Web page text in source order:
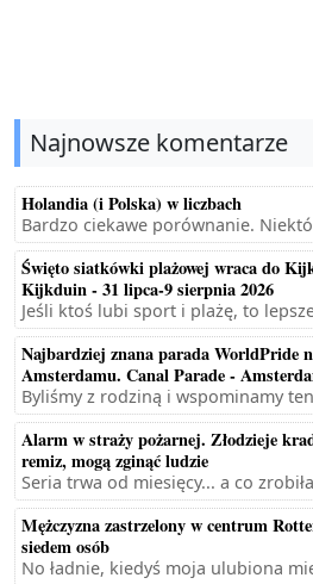
Najnowsze komentarze
Holandia (i Polska) w liczbach
Bardzo ciekawe porównanie.
Święto siatkówki plażowej wraca do
Kijkduin - 31 lipca-9 sierpnia 2026
Jeśli ktoś lubi sport i plażę, to
Najbardziej znana parada WorldPride
Amsterdamu. Canal Parade -
Byliśmy z rodziną i wspominamy
Alarm w straży pożarnej. Złodzieje
remiz, mogą zginąć ludzie
Seria trwa od miesięcy... a co
Mężczyzna zastrzelony w centrum
siedem osób
No ładnie, kiedyś moja ulubiona